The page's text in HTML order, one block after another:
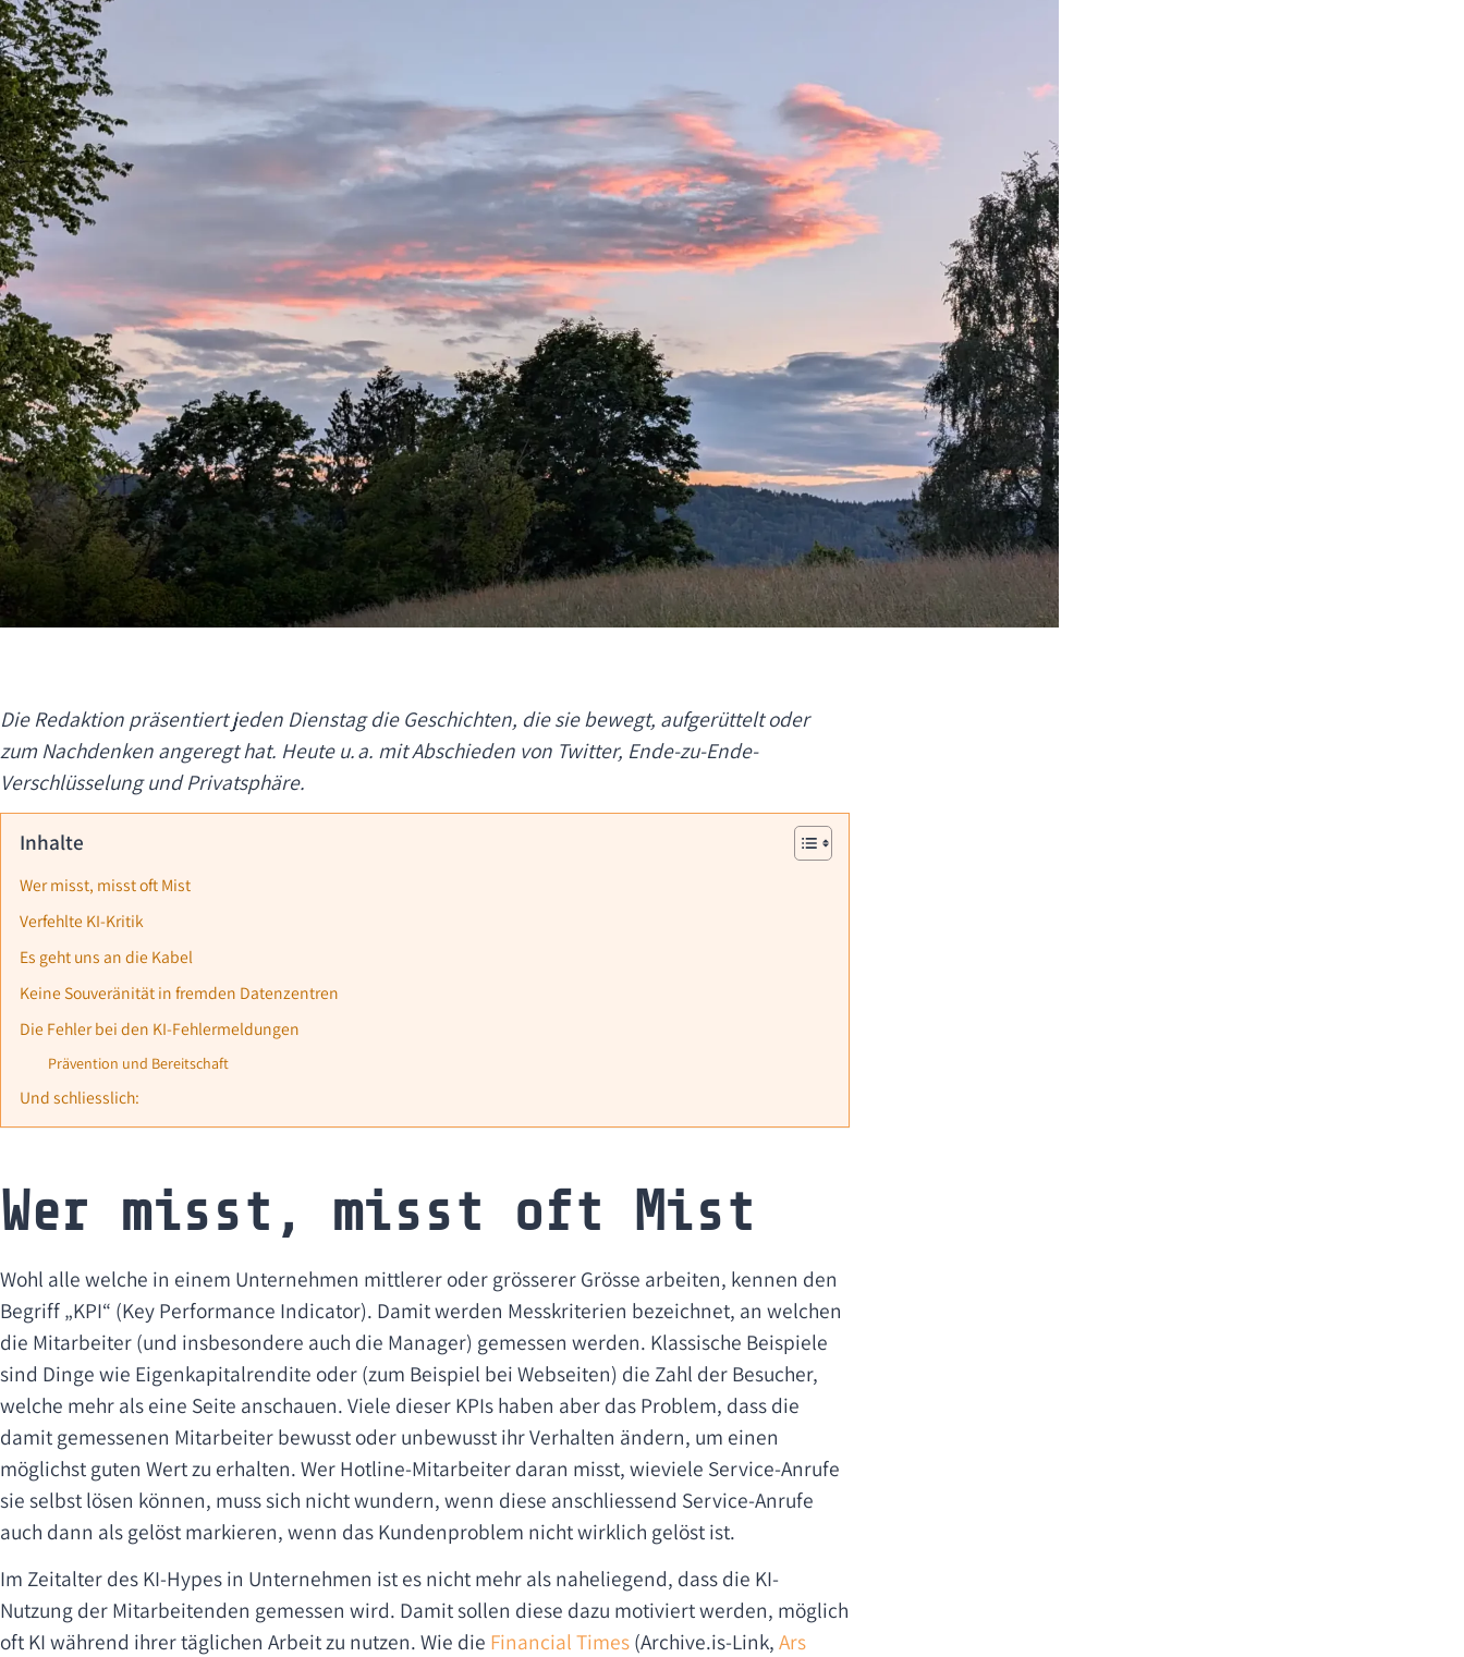
Die Redaktion präsentiert jeden Dienstag die Geschichten, die sie bewegt, aufgerüttelt oder
zum Nachdenken angeregt hat. Heute u. a. mit Abschieden von Twitter, Ende-zu-Ende-
Verschlüsselung und Privatsphäre.
Inhalte
Wer misst, misst oft Mist
Verfehlte KI-Kritik
Es geht uns an die Kabel
Keine Souveränität in fremden Datenzentren
Die Fehler bei den KI-Fehlermeldungen
Prävention und Bereitschaft
Und schliesslich:
Wer misst, misst oft Mist
Wohl alle welche in einem Unternehmen mittlerer oder grösserer Grösse arbeiten, kennen den
Begriff „KPI“ (Key Performance Indicator). Damit werden Messkriterien bezeichnet, an welchen
die Mitarbeiter (und insbesondere auch die Manager) gemessen werden. Klassische Beispiele
sind Dinge wie Eigenkapitalrendite oder (zum Beispiel bei Webseiten) die Zahl der Besucher,
welche mehr als eine Seite anschauen. Viele dieser KPIs haben aber das Problem, dass die
damit gemessenen Mitarbeiter bewusst oder unbewusst ihr Verhalten ändern, um einen
möglichst guten Wert zu erhalten. Wer Hotline-Mitarbeiter daran misst, wieviele Service-Anrufe
sie selbst lösen können, muss sich nicht wundern, wenn diese anschliessend Service-Anrufe
auch dann als gelöst markieren, wenn das Kundenproblem nicht wirklich gelöst ist.
Im Zeitalter des KI-Hypes in Unternehmen ist es nicht mehr als naheliegend, dass die KI-
Nutzung der Mitarbeitenden gemessen wird. Damit sollen diese dazu motiviert werden, möglich
oft KI während ihrer täglichen Arbeit zu nutzen. Wie die Financial Times(Archive.is-Link,Ars